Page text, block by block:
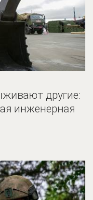
другие:
инженерная